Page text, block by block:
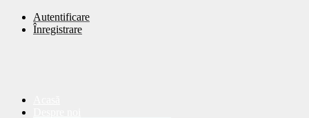
Autentificare
Înregistrare